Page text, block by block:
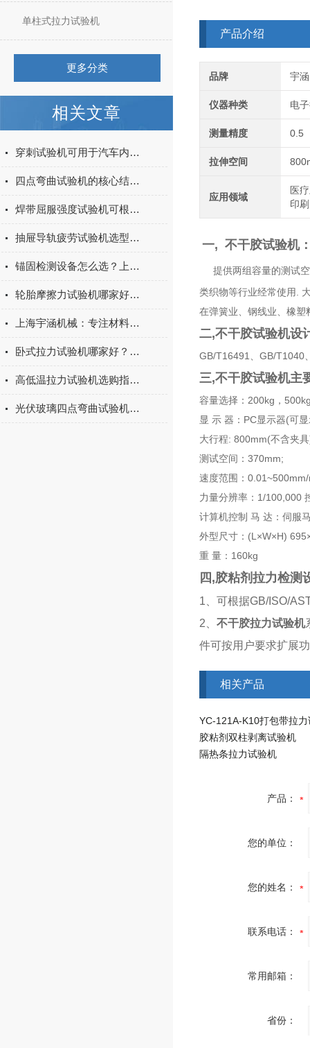
单柱式拉力试验机
更多分类
相关文章
穿刺试验机可用于汽车内饰表皮、防撞缓冲材料得性能测试
四点弯曲试验机的核心结构与工作原理特点
焊带屈服强度试验机可根据不同标准和试验需求调整试验条件
抽屉导轨疲劳试验机选型指南：如何量化评估家具五金的耐用性
锚固检测设备怎么选？上海宇涵膨胀螺丝拉拔试验机品牌评测
轮胎摩擦力试验机哪家好？上海宇涵试验机综合评测
上海宇涵机械：专注材料力学检测，电池片拉力试验机助力光伏品质管控
卧式拉力试验机哪家好？2026年国产实力厂家实测推荐
高低温拉力试验机选购指南：聚焦上海宇涵的技术实力与可靠方案
光伏玻璃四点弯曲试验机的重要性
产品介绍
品牌 宇涵
仪器种类 电
测量精度 0.5
拉伸空间
应用领域
医
印
一, 不干胶试验机
提供两组容量的测试
类织物等行业经常使用.
在弹簧业、钢线业、橡
二,不干胶试验机设
GB/T16491、GB/T1040
三,不干胶试验机主
容量选择：200kg，
显 示 器：PC显示器(可
大行程: 800mm(不含夹
测试空间：370mm;
速度范围：
力量分辨率：1/100,000
计算机控制 马 达：伺服
外型尺寸：(L×W×H)
重 量：160kg
四,胶粘剂拉力检测
​1、可根据GB/ISO/
2、 不干胶拉力试验机
件可按用户要求扩展
相关产品
YC-121A-K10打包带拉
胶粘剂双柱剥离试验机
隔热条拉力试验机
产品：
您的单位：
您的姓名：
联系电话：
常用邮箱：
省份：